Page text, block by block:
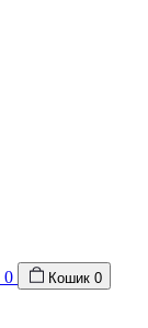
0 Кошик 0